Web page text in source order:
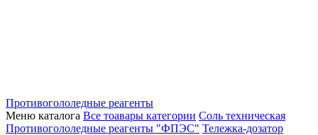
Противогололедные реагенты
Меню каталога Все тоавары категории Соль техническая
Противогололедные реагенты "ФПЭС" Тележка-дозатор